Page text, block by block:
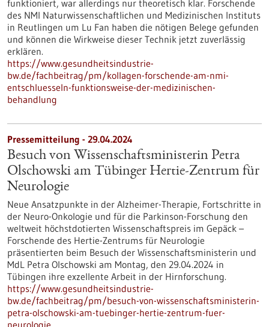
funktioniert, war allerdings nur theoretisch klar. Forschende
des NMI Naturwissenschaftlichen und Medizinischen Instituts
in Reutlingen um Lu Fan haben die nötigen Belege gefunden
und können die Wirkweise dieser Technik jetzt zuverlässig
erklären.
https://www.gesundheitsindustrie-
bw.de/fachbeitrag/pm/kollagen-forschende-am-nmi-
entschluesseln-funktionsweise-der-medizinischen-
behandlung
Pressemitteilung - 29.04.2024
Besuch von Wissenschaftsministerin Petra
Olschowski am Tübinger Hertie-Zentrum für
Neurologie
Neue Ansatzpunkte in der Alzheimer-Therapie, Fortschritte in
der Neuro-Onkologie und für die Parkinson-Forschung den
weltweit höchstdotierten Wissenschaftspreis im Gepäck –
Forschende des Hertie-Zentrums für Neurologie
präsentierten beim Besuch der Wissenschaftsministerin und
MdL Petra Olschowski am Montag, den 29.04.2024 in
Tübingen ihre exzellente Arbeit in der Hirnforschung.
https://www.gesundheitsindustrie-
bw.de/fachbeitrag/pm/besuch-von-wissenschaftsministerin-
petra-olschowski-am-tuebinger-hertie-zentrum-fuer-
neurologie